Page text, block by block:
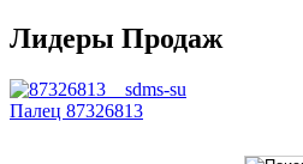
Лидеры Продаж
Палец 87326813